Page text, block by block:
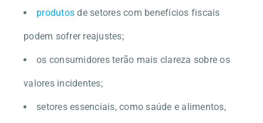
produtos de setores com benefícios fiscais
podem sofrer reajustes;
os consumidores terão mais clareza sobre os
valores incidentes;
setores essenciais, como saúde e alimentos,